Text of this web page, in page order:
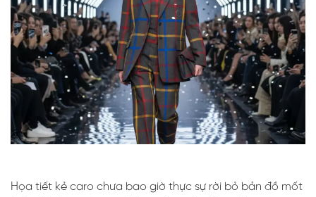
Họa tiết kẻ caro chưa bao giờ thực sự rời bỏ bản đồ mốt